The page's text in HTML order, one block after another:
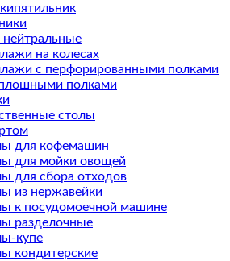
на колесах
с перфорированными полками
полками
столы
для кофемашин
для мойки овощей
для сбора отходов
из нержавейки
к посудомоечной машине
разделочные
купе
кондитерские